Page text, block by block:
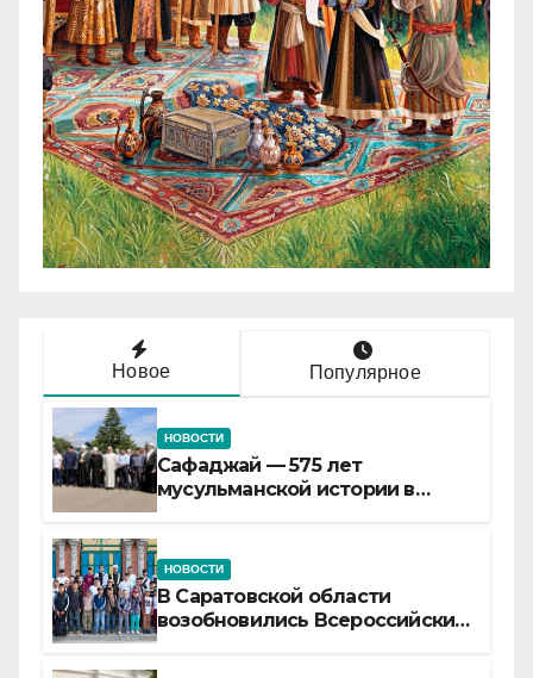
Новое Популярное
НОВОСТИ
Сафаджай — 575 лет
мусульманской истории в
НОВОСТИ
В Саратовской области
возобновились Всероссийские